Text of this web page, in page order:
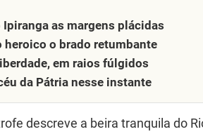
Ipiranga as margens plácidas
heroico o brado retumbante
em raios fúlgidos
da Pátria nesse instante
descreve a beira tranquila do